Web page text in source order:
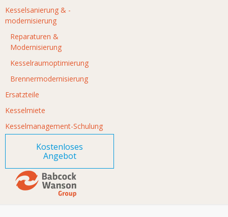
Kesselsanierung & -
modernisierung
Reparaturen &
Modernisierung
Kesselraumoptimierung
Brennermodernisierung
Ersatzteile
Kesselmiete
Kesselmanagement-Schulung
Kostenloses
Angebot